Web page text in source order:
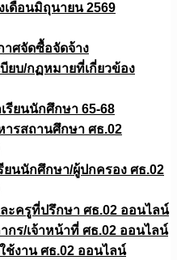
เดือนมิถุนายน 2569
าศจัดซื้อจัดจ้าง
บียบ/กฏหมายที่เกี่ยวข้อง
รียนนักศึกษา 65-68
ารสถานศึกษา ศธ.02
ยนนักศึกษา/ผู้ปกครอง ศธ.02
ะครูที่ปรึกษา ศธ.02 ออนไลน์
กร/เจ้าหน้าที่ ศธ.02 ออนไลน์
ช้งาน ศธ.02 ออนไลน์